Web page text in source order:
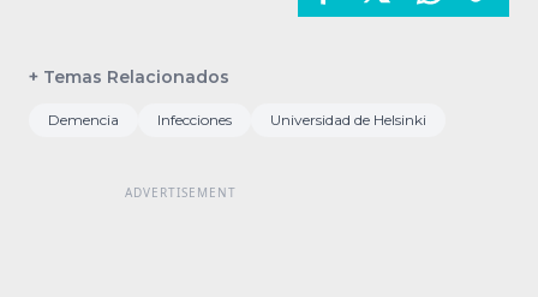
+ Temas Relacionados
Demencia Infecciones Universidad de Helsinki